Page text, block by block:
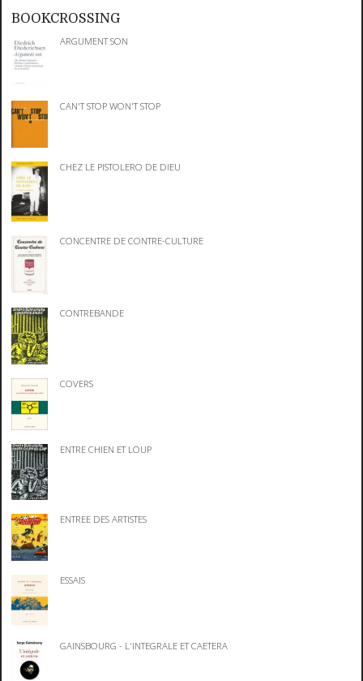
BOOKCROSSING
ARGUMENT SON
CAN'T STOP WON'T STOP
CHEZ LE PISTOLERO DE DIEU
CONCENTRE DE CONTRE-CULTURE
CONTREBANDE
COVERS
ENTRE CHIEN ET LOUP
ENTREE DES ARTISTES
ESSAIS
GAINSBOURG - L'INTEGRALE ET CAETERA